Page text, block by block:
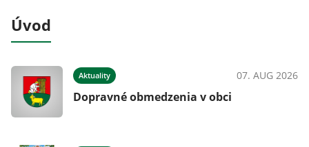
Úvod
Aktuality 07. AUG 2026
Dopravné obmedzenia v obci